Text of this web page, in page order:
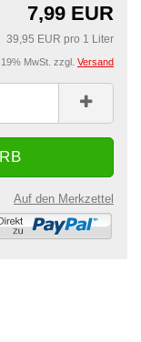
7,99 EUR
39,95 EUR pro 1 Liter
MwSt. zzgl. Versand
Auf den Merkzettel